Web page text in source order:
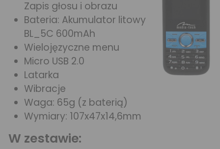
Zapis głosu i obrazu
Bateria: Akumulator litowy
BL_5C 600mAh
Wielojęzyczne menu
Micro USB 2.0
Latarka
Wibracje
Waga: 65g (z baterią)
Wymiary: 107x47x14,6mm
W zestawie: